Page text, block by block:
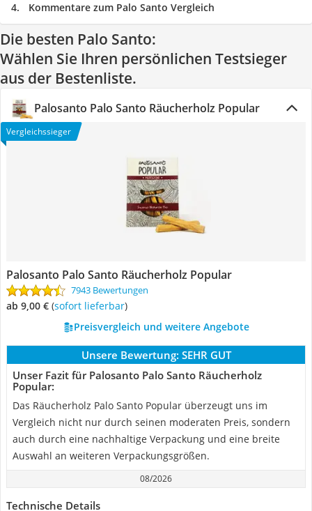
Kommentare zum Palo Santo Vergleich
Die besten Palo Santo:
Wählen Sie Ihren persönlichen Testsieger
aus der Bestenliste.
Palosanto Palo Santo Räucherholz Popular
Vergleichssieger
Palosanto Palo Santo Räucherholz Popular
7943 Bewertungen
ab 9,00 € ( Sofort lieferbar)
Preisvergleich und weitere Angebote
Unsere Bewertung: SEHR GUT
Unser Fazit für Palosanto Palo Santo Räucherholz
Popular:
Das Räucherholz Palo Santo Popular überzeugt uns im
Vergleich nicht nur durch seinen moderaten Preis, sondern
auch durch eine nachhaltige Verpackung und eine breite
Auswahl an weiteren Verpackungsgrößen.
08/2026
Technische Details